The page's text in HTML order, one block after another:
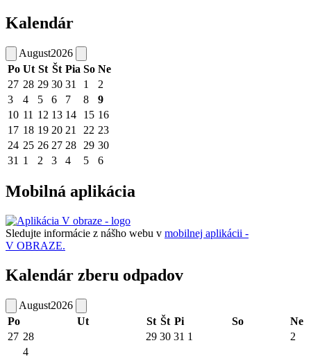
Kalendár
August2026
Po Ut St Št Pia So Ne
27 28 29 30 31 1
2
3
4 5 6 7 8
9
10 11 12 13 14 15 16
17 18 19 20 21 22 23
24 25 26 27 28 29 30
31 1 2 3 4 5 6
Mobilná aplikácia
Sledujte informácie z nášho webu v mobilnej aplikácii -
V OBRAZE.
Kalendár zberu odpadov
August2026
Po
Ut St Št Pi So
Ne
27 28 29 30 31 1 2
4